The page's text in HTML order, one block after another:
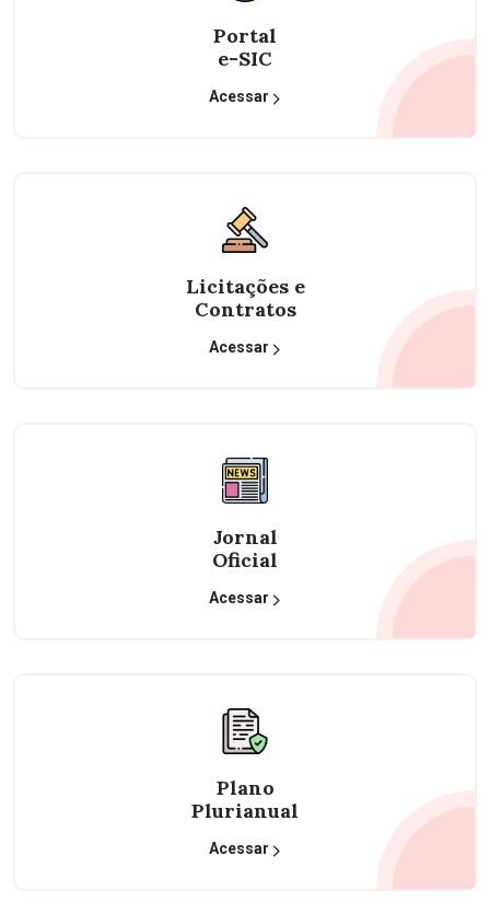
Portal
e-SIC
Acessar
Licitações e
Contratos
Acessar
Jornal
Oficial
Acessar
Plano
Plurianual
Acessar